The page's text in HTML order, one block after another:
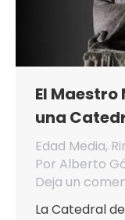
El Maestro
una
Edad Media,
Por Alberto
Deja un
La Catedral